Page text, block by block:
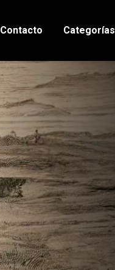
Contacto Categorías